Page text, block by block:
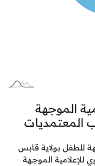
الموجهة
المعتمديات
للطفل بولاية قابس
1 مركز جهوي للإعلامية الموجهة